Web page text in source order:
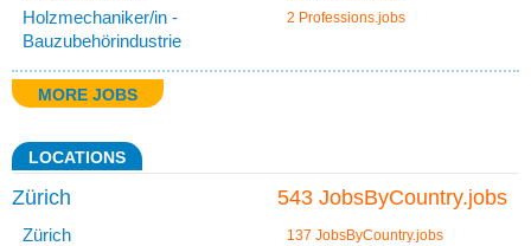
Holzmechaniker/in -
Bauzubehörindustrie
2 Professions.jobs
MORE JOBS
LOCATIONS
543 JobsByCountry.jobs
Zürich
Zürich 137 JobsByCountry.jobs